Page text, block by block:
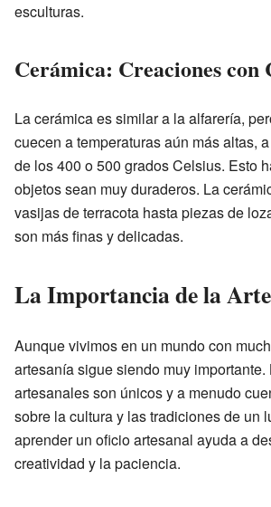
esculturas.
Cerámica: Creaciones con
La cerámica es similar a la alfarería,
cuecen a temperaturas aún más altas,
de los 400 o 500 grados Celsius. Esto
objetos sean muy duraderos. La
vasijas de terracota hasta piezas de
son más finas y delicadas.
La Importancia de la
Aunque vivimos en un mundo con
artesanía sigue siendo muy importante.
artesanales son únicos y a menudo
sobre la cultura y las tradiciones de un
aprender un oficio artesanal ayuda a
creatividad y la paciencia.